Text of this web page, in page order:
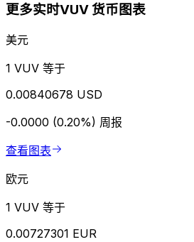
更多实时VUV 货币图表
美元
1 VUV 等于
0.00840678 USD
-0.0000 (0.20%) 周报
查看图表
欧元
1 VUV 等于
0.00727301 EUR